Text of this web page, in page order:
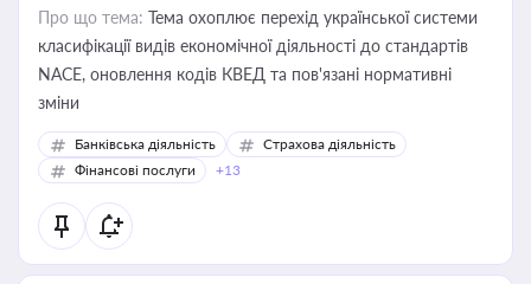
Про що тема: Тема охоплює перехід української системи
класифікації видів економічної діяльності до стандартів
NACE, оновлення кодів КВЕД та пов'язані нормативні
зміни
Банківська діяльність
Страхова діяльність
Фінансові послуги
+13